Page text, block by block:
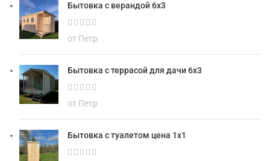
Бытовка с верандой 6х3
от Петр
Бытовка с террасой для дачи 6х3
от Петр
Бытовка с туалетом цена 1х1